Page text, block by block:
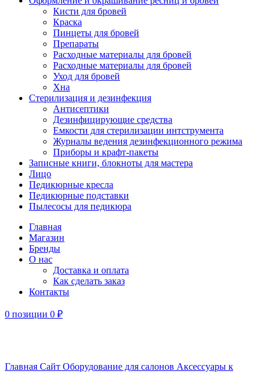
Кисти для бровей
Краска
Пинцеты для бровей
Препараты
Расходные материалы для бровей
Расходные материалы для бровей
Уход для бровей
Хна
Стерилизация и дезинфекция
Антисептики
Дезинфицирующие средства
Емкости для стерилизации интструмента
Журналы ведения дезинфекционного режима
Приборы и крафт-пакеты
Записные книги, блокноты для мастера
Лицо
Педикюрные кресла
Педикюрные подставки
Пылесосы для педикюра
Главная
Магазин
Бренды
О нас
Доставка и оплата
Как сделать заказ
Контакты
0 позиции 0 ₽
Главная Сайт Оборудование для салонов Аксессуары к